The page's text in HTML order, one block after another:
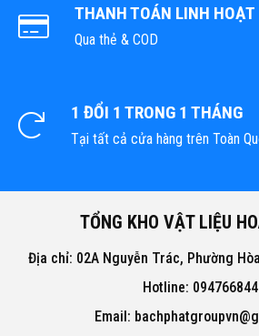
THANH TOÁN LINH HOẠT
Qua thẻ & COD
1 ĐỔI 1 TRONG 1 THÁNG
Tại tất cả cửa hàng trên Toàn
TỔNG KHO VẬT LIỆU
Địa chỉ: 02A Nguyễn Trác, Phường
Hotline:
Email: